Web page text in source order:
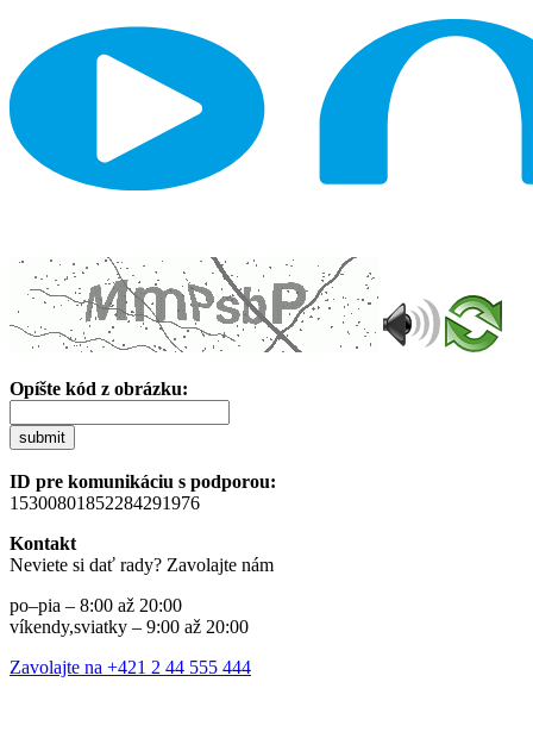
Opíšte kód z obrázku:
submit
ID pre komunikáciu s podporou:
15300801852284291976
Kontakt
Neviete si dať rady? Zavolajte nám
po–pia – 8:00 až 20:00
víkendy,sviatky – 9:00 až 20:00
Zavolajte na +421 2 44 555 444